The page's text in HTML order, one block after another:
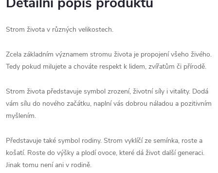
Strom života v různých velikostech.
Zcela základním významem stromu života je propojení všeho živého.
Tedy pokud milujete a chováte respekt k lidem, zvířatům či přírodě.
Strom života představuje symbol zrození, životní síly i vitality. Dodá
vám sílu do nového začátku, naplní vás dobrou náladou a pozitivním
myšlením.
Představuje také symbol rodiny. Strom vyklíčí ze semínka, roste a
košatí. Roste do výšky a plodí ovoce, které dá život další generaci.
Jinak tomu není ani v rodině.